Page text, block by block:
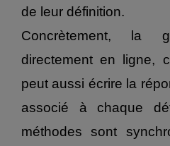
de leur définition.
Concrètement, la
directement en ligne,
peut aussi écrire la
associé à chaque
méthodes sont